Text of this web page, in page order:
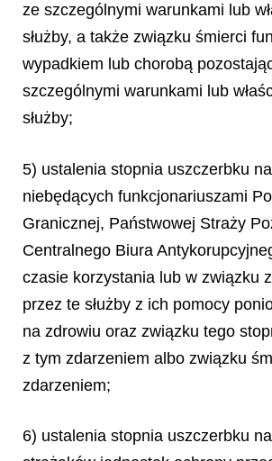
ze szczególnymi warunkami lub
służby, a także związku śmierci
wypadkiem lub chorobą
szczególnymi warunkami lub
służby;
5) ustalenia stopnia uszczerbku
niebędących funkcjonariuszami
Granicznej, Państwowej Straży
Centralnego Biura
czasie korzystania lub w związku
przez te służby z ich pomocy
na zdrowiu oraz związku tego
z tym zdarzeniem albo związku
zdarzeniem;
6) ustalenia stopnia uszczerbku